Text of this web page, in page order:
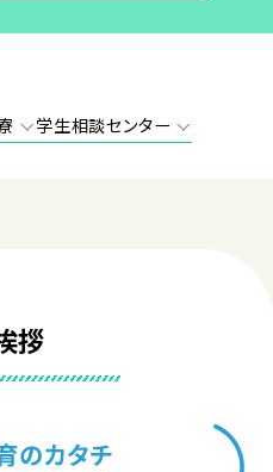
学生相談センター
拶